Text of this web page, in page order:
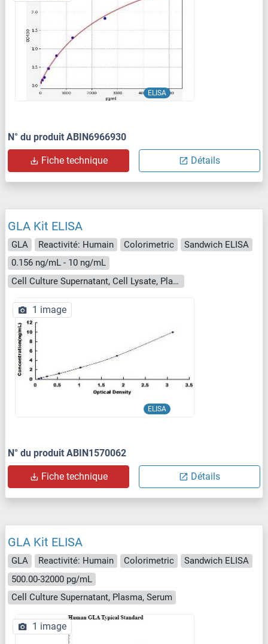
ELISA
N° du produit ABIN6966930
Fiche technique Détails
GLA Kit ELISA
GLA Reactivité: Humain Colorimetric
Sandwich ELISA
0.156 ng/mL - 10 ng/mL
Cell Culture Supernatant, Cell Lysate, Plasma, Serum, Tissue Homogenate
ELISA
1 image
N° du produit ABIN1570062
Fiche technique Détails
GLA Kit ELISA
GLA Reactivité: Humain Colorimetric
Sandwich ELISA
500.00-32000 pg/mL
Cell Culture Supernatant, Plasma, Serum
1 image